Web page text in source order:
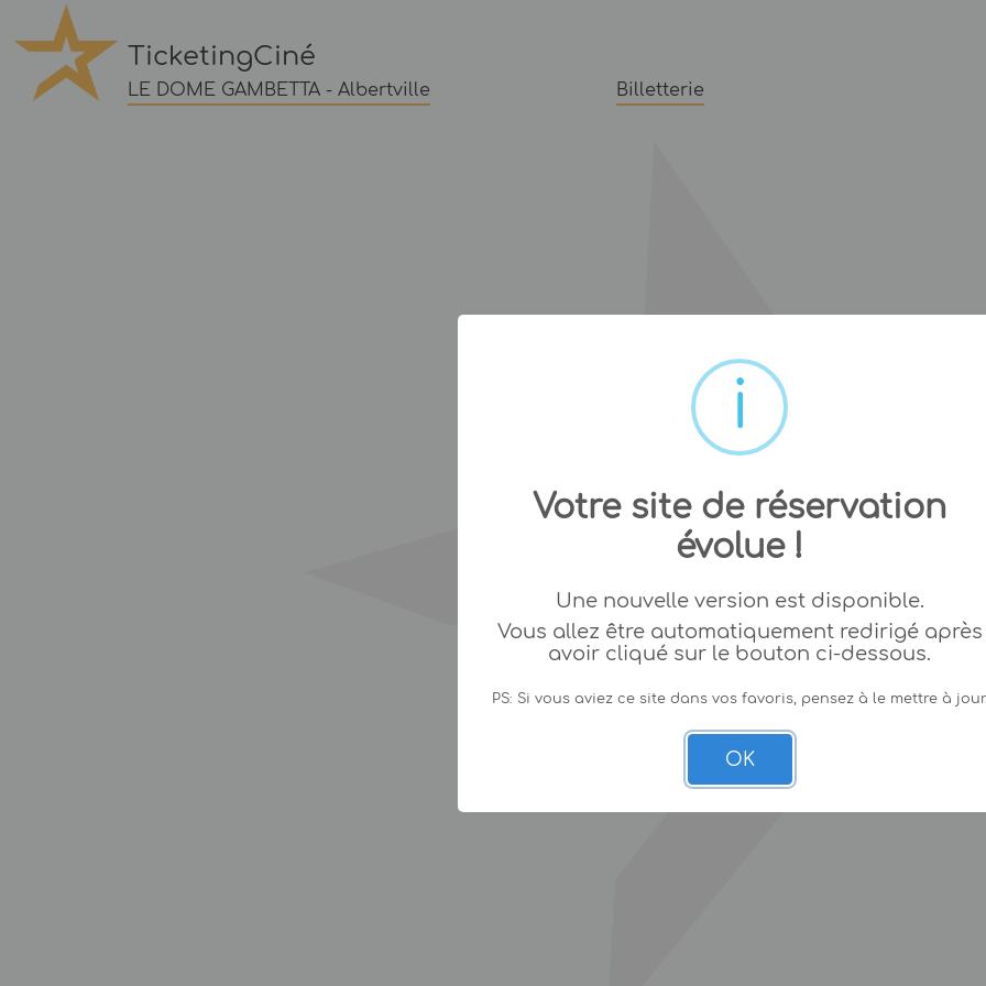
TicketingCiné
LE DOME GAMBETTA - Albertville Billetterie
Votre site de réservation
évolue !
Une nouvelle version est disponible.
Vous allez être automatiquement redirigé après
avoir cliqué sur le bouton ci-dessous.
PS: Si vous aviez ce site dans vos favoris, pensez à le mettre à
OK